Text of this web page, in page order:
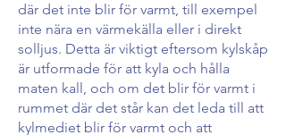
där det inte blir för varmt, till exempel
inte nära en värmekälla eller i direkt
solljus. Detta är viktigt eftersom kylskåp
är utformade för att kyla och hålla
maten kall, och om det blir för varmt i
rummet där det står kan det leda till att
kylmediet blir för varmt och att